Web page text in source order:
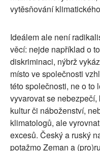
vytěsňování
Ideálem ale není
věcí: nejde například o
diskriminaci, nýbrž
místo ve společnosti
této společnosti, ne o to
vyvarovat se
kultur či náboženství,
klimatologů, ale
excesů. Český a ruský
potažmo Zeman a